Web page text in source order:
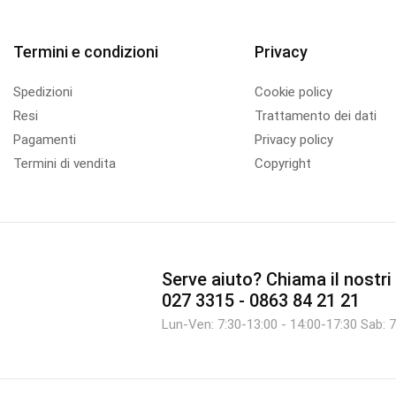
Termini e condizioni
Spedizioni
Resi
Pagamenti
Termini di vendita
Privacy
Cookie policy
Trattamento dei dati
Privacy policy
Copyright
Serve aiuto?Chiama il nostri
027 3315 - 0863 84 21 21
Lun-Ven: 7:30-13:00 - 14:00-17:30 Sab: